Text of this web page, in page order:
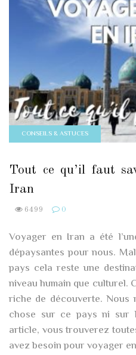
CONSEILS & ASTUCES
Tout ce qu’il faut
Iran
6499 0
Voyager en Iran a été
dépaysantes pour nous.
pays cela reste une
niveau humain que culturel.
riche de découverte. Nous
chose sur ce pays ni sur
article, vous trouverez
avez besoin pour voyager